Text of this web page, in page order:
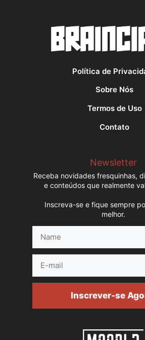
Política de
Sobre Nós
Termos de Uso
Contato
Newsletter
Receba novidades fresquinhas,
e conteúdos que realmente
Inscreva-se e fique sempre
melhor.
mail
Inscrever-se